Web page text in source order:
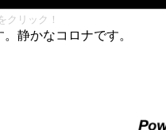
クリック！
静かなコロナです。